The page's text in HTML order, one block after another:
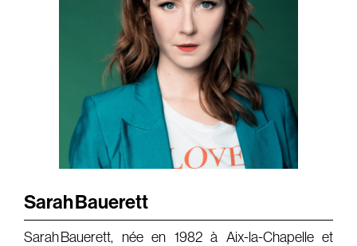
Headquarters
Sarah Bauerett
Sarah Bauerett, née en 1982 à Aix-la-Chapelle et